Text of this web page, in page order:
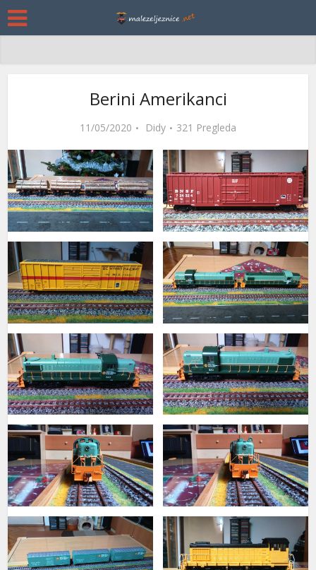
Berini Amerikanci
11/05/2020 Didy 321 Pregleda